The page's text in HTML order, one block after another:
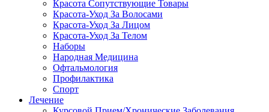
Красота Сопутствующие Товары
Красота-Уход За Волосами
Красота-Уход За Лицом
Красота-Уход За Телом
Наборы
Народная Медицина
Офтальмология
Профилактика
Спорт
Лечение